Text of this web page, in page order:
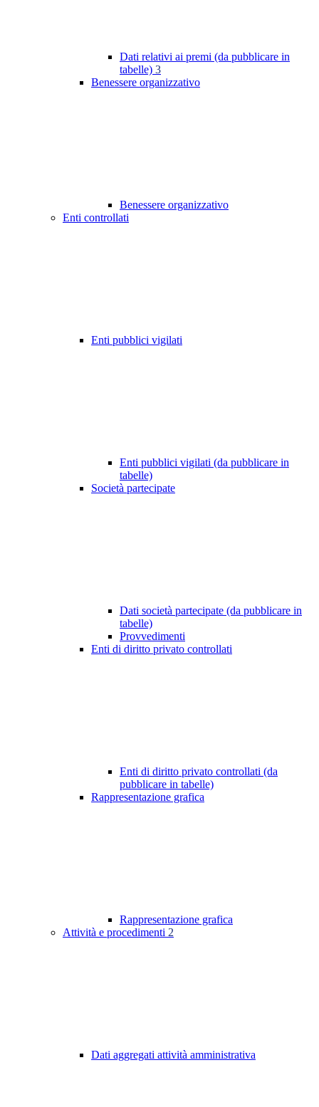
Dati relativi ai premi (da pubblicare in
tabelle) 3
Benessere organizzativo
Benessere organizzativo
Enti controllati
Enti pubblici vigilati
Enti pubblici vigilati (da pubblicare in
tabelle)
Società partecipate
Dati società partecipate (da pubblicare in
tabelle)
Provvedimenti
Enti di diritto privato controllati
Enti di diritto privato controllati (da
pubblicare in tabelle)
Rappresentazione grafica
Rappresentazione grafica
Attività e procedimenti 2
Dati aggregati attività amministrativa